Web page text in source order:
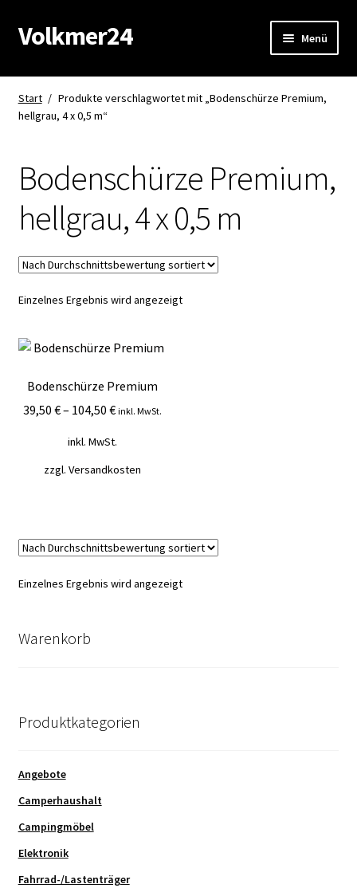
Zur
Navigation
Zum
Inhalt
Volkmer24 Menü
Start
AGB
Datenschutz
Vertrag widerrufen
Start / Produkte verschlagwortet mit „Bodenschürze Premium,
hellgrau, 4 x 0,5 m“
Bodenschürze Premium,
hellgrau, 4 x 0,5 m
Einzelnes Ergebnis wird angezeigt
Bodenschürze Premium
39,50€– 104,50€ inkl. MwSt.
inkl. MwSt.
zzgl.Versandkosten
Einzelnes Ergebnis wird angezeigt
Warenkorb
Produktkategorien
Angebote
Camperhaushalt
Campingmöbel
Elektronik
Fahrrad-/Lastenträger